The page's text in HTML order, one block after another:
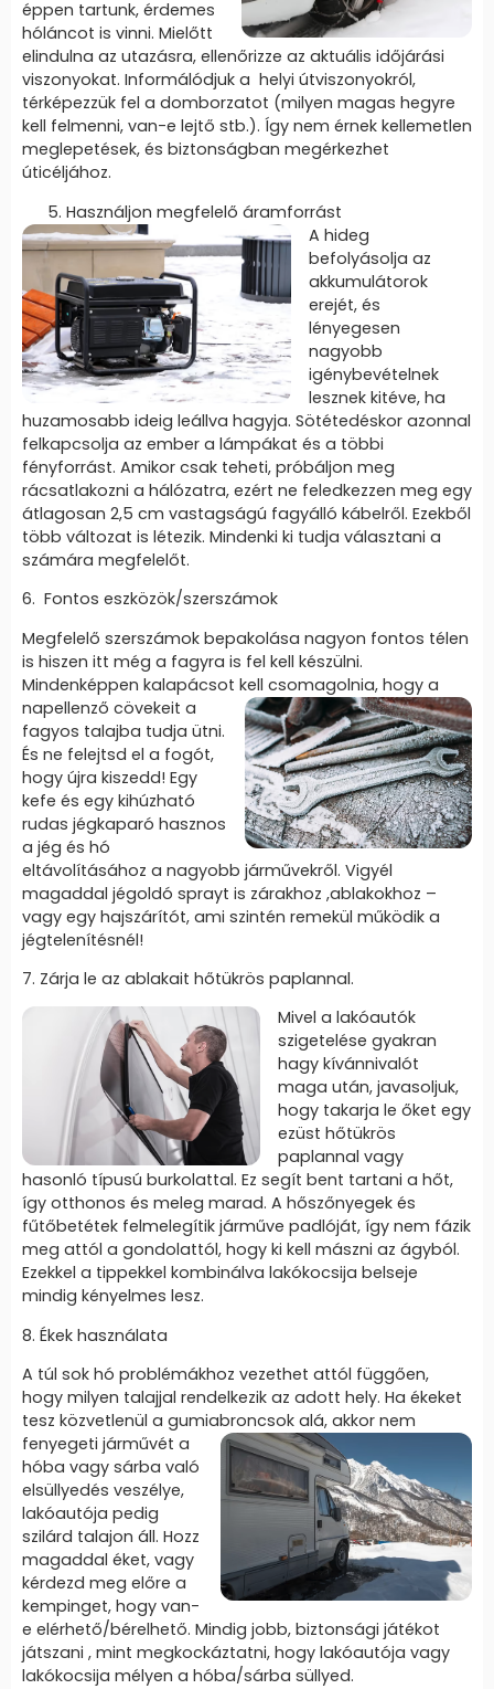
éppen tartunk, érdemes
hóláncot is vinni. Mielőtt
elindulna az utazásra, ellenőrizze az aktuális időjárási
viszonyokat. Informálódjuk a helyi útviszonyokról,
térképezzük fel a domborzatot (milyen magas hegyre
kell felmenni, van-e lejtő stb.). Így nem érnek kellemetlen
meglepetések, és biztonságban megérkezhet
úticéljához.
Használjon megfelelő áramforrást
A hideg
befolyásolja az
akkumulátorok
erejét, és
lényegesen
nagyobb
igénybevételnek
lesznek kitéve, ha
huzamosabb ideig leállva hagyja. Sötétedéskor azonnal
felkapcsolja az ember a lámpákat és a többi
fényforrást. Amikor csak teheti, próbáljon meg
rácsatlakozni a hálózatra, ezért ne feledkezzen meg egy
átlagosan 2,5 cm vastagságú fagyálló kábelről. Ezekből
több változat is létezik. Mindenki ki tudja választani a
számára megfelelőt.
6. Fontos eszközök/szerszámok
Megfelelő szerszámok bepakolása nagyon fontos télen
is hiszen itt még a fagyra is fel kell készülni.
Mindenképpen kalapácsot kell csomagolnia, hogy a
napellenző cövekeit a
fagyos talajba tudja ütni.
És ne felejtsd el a fogót,
hogy újra kiszedd! Egy
kefe és egy kihúzható
rudas jégkaparó hasznos
a jég és hó
eltávolításához a nagyobb járművekről. Vigyél
magaddal jégoldó sprayt is zárakhoz ,ablakokhoz –
vagy egy hajszárítót, ami szintén remekül működik a
jégtelenítésnél!
7. Zárja le az ablakait hőtükrös paplannal.
Mivel a lakóautók
szigetelése gyakran
hagy kívánnivalót
maga után, javasoljuk,
hogy takarja le őket egy
ezüst hőtükrös
paplannal vagy
hasonló típusú burkolattal. Ez segít bent tartani a hőt,
így otthonos és meleg marad. A hőszőnyegek és
fűtőbetétek felmelegítik járműve padlóját, így nem fázik
meg attól a gondolattól, hogy ki kell mászni az ágyból.
Ezekkel a tippekkel kombinálva lakókocsija belseje
mindig kényelmes lesz.
8. Ékek használata
A túl sok hó problémákhoz vezethet attól függően,
hogy milyen talajjal rendelkezik az adott hely. Ha ékeket
tesz közvetlenül a gumiabroncsok alá, akkor nem
fenyegeti járművét a
hóba vagy sárba való
elsüllyedés veszélye,
lakóautója pedig
szilárd talajon áll. Hozz
magaddal éket, vagy
kérdezd meg előre a
kempinget, hogy van-
e elérhető/bérelhető. Mindig jobb, biztonsági játékot
játszani , mint megkockáztatni, hogy lakóautója vagy
lakókocsija mélyen a hóba/sárba süllyed.